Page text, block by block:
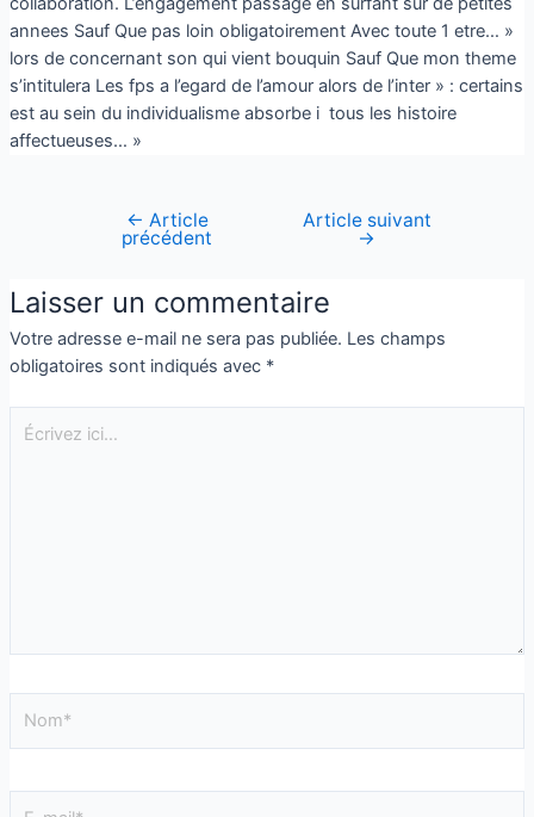
annees Sauf Que pas loin obligatoirement Avec toute 1 etre… »
lors de concernant son qui vient bouquin Sauf Que mon theme
s’intitulera Les fps a l’egard de l’amour alors de l’inter » : certains
est au sein du individualisme absorbe i tous les histoire
affectueuses… »
← Article
précédent
Article suivant
→
Laisser un commentaire
Votre adresse e-mail ne sera pas publiée. Les champs
obligatoires sont indiqués avec *